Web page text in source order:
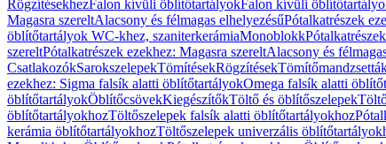
RögzítésekhezFalon kívüli öblítőtartályokFalon kívüli
Magasra szereltAlacsony és félmagas elhelyezésűPótalkatrészek
öblítőtartályok WC-khez, szaniterkerámiaMonoblokk
szereltPótalkatrészek ezekhez: Magasra szereltAlacsony és
CsatlakozókSarokszelepekTömítésekRögzítések
ezekhez: Sigma falsík alatti öblítőtartályokOmega falsík alatti
öblítőtartályokÖblítőcsövekKiegészítőkTöltő és öblítőszelepek
öblítőtartályokhozTöltőszelepek falsík alatti öblítőtartályokhoz
kerámia öblítőtartályokhozTöltőszelepek univerzális